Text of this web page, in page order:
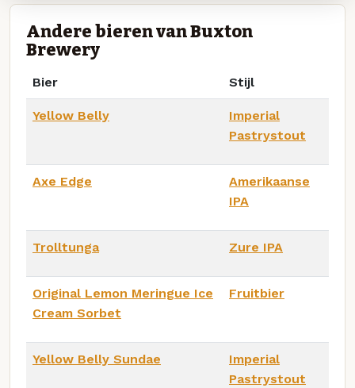
Andere bieren van Buxton
Brewery
Bier Stijl
Yellow Belly
Imperial
Pastrystout
Axe Edge
Amerikaanse
IPA
Trolltunga Zure IPA
Original Lemon Meringue Ice
Cream Sorbet
Fruitbier
Yellow Belly Sundae
Imperial
Pastrystout